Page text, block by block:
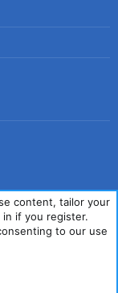
Yardım
content, tailor your
if you register.
to our use